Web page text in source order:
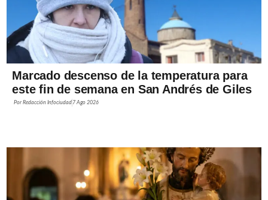
Marcado descenso de la temperatura para
este fin de semana en San Andrés de Giles
PorRedacción Infociudad 7 Ago 2026